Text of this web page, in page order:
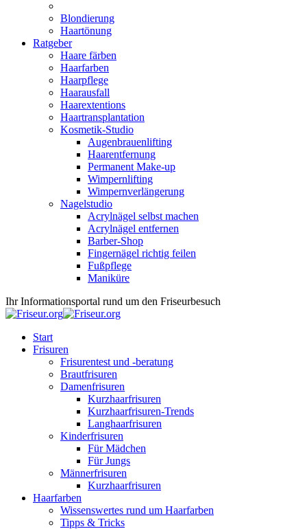
Blondierung
Haartönung
Ratgeber
Haare färben
Haarfarben
Haarpflege
Haarausfall
Haarextentions
Haartransplantation
Kosmetik-Studio
Augenbrauenlifting
Haarentfernung
Permanent Make-up
Wimpernlifting
Wimpernverlängerung
Nagelstudio
Acrylnägel selbst machen
Acrylnägel entfernen
Barber-Shop
Fingernägel richtig feilen
Fußpflege
Maniküre
Ihr Informationsportal rund um den Friseurbesuch
Start
Frisuren
Frisurentest und -beratung
Brautfrisuren
Damenfrisuren
Kurzhaarfrisuren
Kurzhaarfrisuren-Trends
Langhaarfrisuren
Kinderfrisuren
Für Mädchen
Für Jungs
Männerfrisuren
Kurzhaarfrisuren
Haarfarben
Wissenswertes rund um Haarfarben
Tipps & Tricks